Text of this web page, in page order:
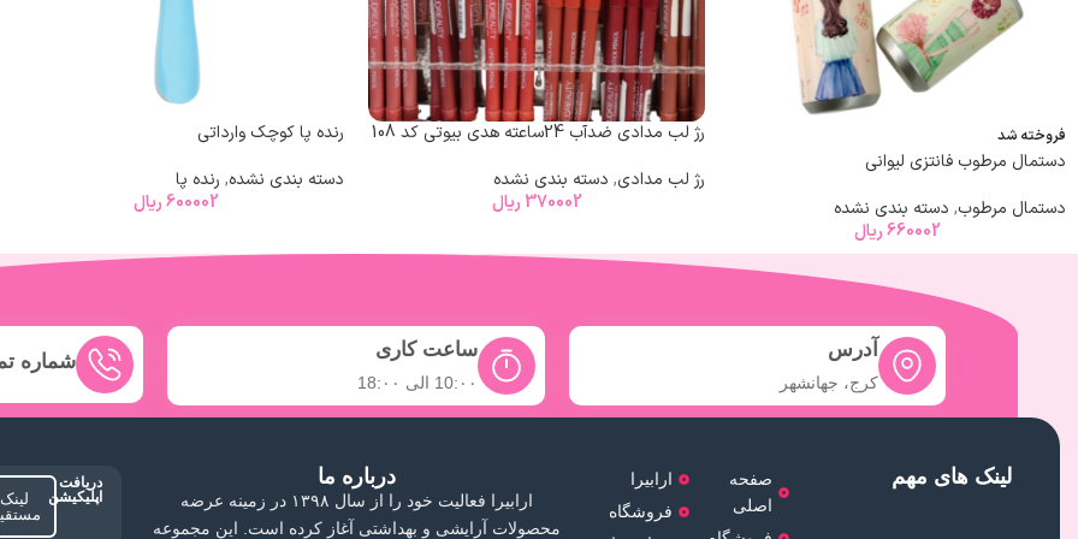
فروخته شد
دستمال مرطوب فانتزی لیوانی
دستمال مرطوب, دسته بندی نشده
660002ریال
رژ لب مدادی ضدآب 24ساعته هدی بیوتی کد 108
رژ لب مدادی, دسته بندی نشده
370002 ریال
رنده پا کوچک وارداتی
دسته بندی نشده, رنده پا
600002ریال
آدرس
کرج، جهانشهر
ساعت کاری
10:۰۰ الی 18:۰۰
شماره
لینک های مهم
صفحه
اصلی
ارابیرا
فروشگاه
درباره ما
ارابیرا فعالیت خود را از سال ۱۳۹۸ در زمینه عرضه
محصولات آرایشی و بهداشتی آغاز کرده است. این مجموعه
دریافت
اپلیکیشن
لینک